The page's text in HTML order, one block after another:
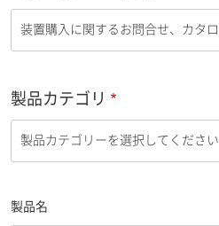
製品カテゴリ
製品名